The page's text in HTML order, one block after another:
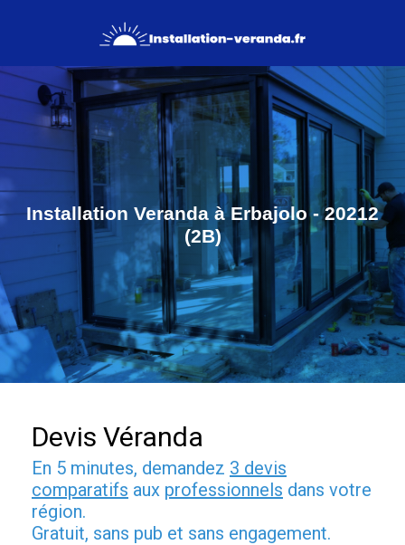
Installation Veranda à Erbajolo - 20212
(2B)
Devis Véranda
En 5 minutes, demandez 3 devis
comparatifs aux professionnels dans votre
région.
Gratuit, sans pub et sans engagement.